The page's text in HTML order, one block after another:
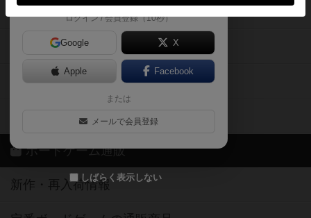
ログイン / 会員登録（10秒）
Google X
Apple Facebook
または
メールで会員登録
しばらく表示しない
ボドとも・会員一覧
ボードゲーム業界コラム
ボドゲーマご利用案内
ボードゲーム通販
新作・再入荷情報